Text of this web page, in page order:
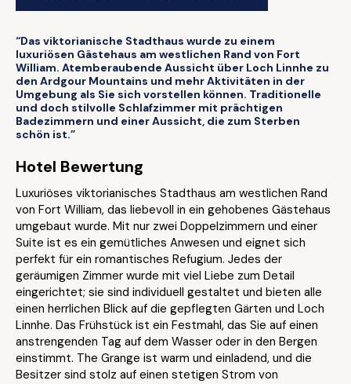
“Das viktorianische Stadthaus wurde zu einem
luxuriösen Gästehaus am westlichen Rand von Fort
William. Atemberaubende Aussicht über Loch Linnhe zu
den Ardgour Mountains und mehr Aktivitäten in der
Umgebung als Sie sich vorstellen können. Traditionelle
und doch stilvolle Schlafzimmer mit prächtigen
Badezimmern und einer Aussicht, die zum Sterben
schön ist.”
Hotel Bewertung
Luxuriöses viktorianisches Stadthaus am westlichen Rand
von Fort William, das liebevoll in ein gehobenes Gästehaus
umgebaut wurde. Mit nur zwei Doppelzimmern und einer
Suite ist es ein gemütliches Anwesen und eignet sich
perfekt für ein romantisches Refugium. Jedes der
geräumigen Zimmer wurde mit viel Liebe zum Detail
eingerichtet; sie sind individuell gestaltet und bieten alle
einen herrlichen Blick auf die gepflegten Gärten und Loch
Linnhe. Das Frühstück ist ein Festmahl, das Sie auf einen
anstrengenden Tag auf dem Wasser oder in den Bergen
einstimmt. The Grange ist warm und einladend, und die
Besitzer sind stolz auf einen stetigen Strom von